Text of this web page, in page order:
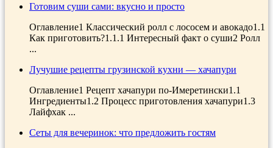
Готовим суши сами: вкусно и просто
Оглавление1 Классический ролл с лососем и авокадо1.1
Как приготовить?1.1.1 Интересный факт о суши2 Ролл
...
Лучушие рецепты грузинской кухни — хачапури
Оглавление1 Рецепт хачапури по-Имеретински1.1
Ингредиенты1.2 Процесс приготовления хачапури1.3
Лайфхак ...
Сеты для вечеринок: что предложить гостям